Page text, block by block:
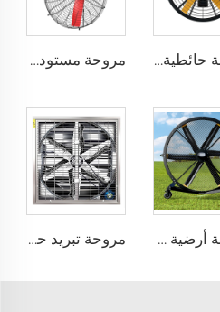
مروحة حائطية بسرعة عالية مراوح صناعية مستقرة على الحائط بسرعة عالية لمخازن المستودعات مروحة مستودعات للأبقار، توفر راحة الحيوانات، تهوية وتبريد للمزارع والأماكن الصناعية، معلقة على السقف
مروحة أرضية قابلة للحركة FJDIAMOND قطرها 1.5 متر و2 متر (80 إنش)، يمكن التحكم بها عبر الـ WIFI، هادئة ومناسبة لصالات الجيم مروحة تبريد حائطية قطرها 1380 ملم لمزارع الأبقار والأغنام والمزارع الداجنة مروحة تهوية مصنعية